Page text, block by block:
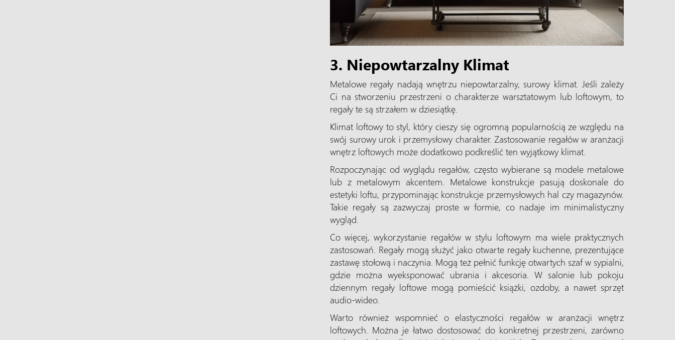
3. Niepowtarzalny Klimat
Metalowe regały nadają wnętrzu niepowtarzalny, surowy klimat. Jeśli zależy
Ci na stworzeniu przestrzeni o charakterze warsztatowym lub loftowym, to
regały te są strzałem w dziesiątkę.
Klimat loftowy to styl, który cieszy się ogromną popularnością ze względu na
swój surowy urok i przemysłowy charakter. Zastosowanie regałów w aranżacji
wnętrz loftowych może dodatkowo podkreślić ten wyjątkowy klimat.
Rozpoczynając od wyglądu regałów, często wybierane są modele metalowe
lub z metalowym akcentem. Metalowe konstrukcje pasują doskonale do
estetyki loftu, przypominając konstrukcje przemysłowych hal czy magazynów.
Takie regały są zazwyczaj proste w formie, co nadaje im minimalistyczny
wygląd.
Co więcej, wykorzystanie regałów w stylu loftowym ma wiele praktycznych
zastosowań. Regały mogą służyć jako otwarte regały kuchenne, prezentujące
zastawę stołową i naczynia. Mogą też pełnić funkcję otwartych szaf w sypialni,
gdzie można wyeksponować ubrania i akcesoria. W salonie lub pokoju
dziennym regały loftowe mogą pomieścić książki, ozdoby, a nawet sprzęt
audio-wideo.
Warto również wspomnieć o elastyczności regałów w aranżacji wnętrz
loftowych. Można je łatwo dostosować do konkretnej przestrzeni, zarówno